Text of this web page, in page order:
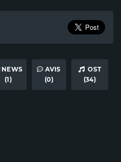
NEWS
(1)
AVIS
(0)
OST
(34)